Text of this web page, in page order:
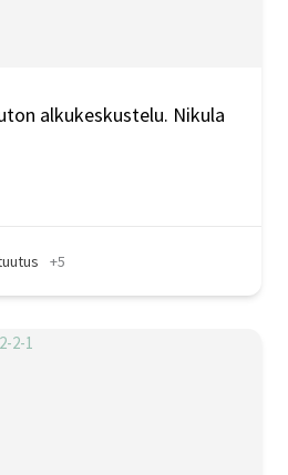
alkukeskustelu. Nikula
+5